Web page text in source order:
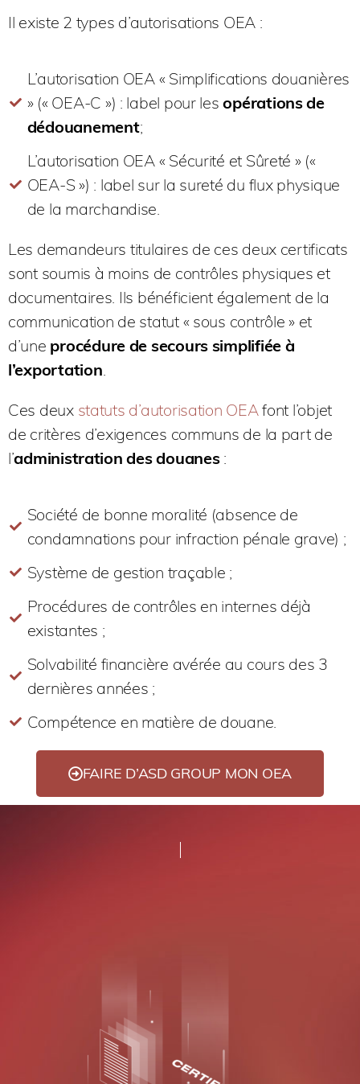
Il existe 2 types d’autorisations OEA :
L’autorisation OEA « Simplifications douanières
» (« OEA-C ») : label pour lesopérations de
dédouanement;
L’autorisation OEA « Sécurité et Sûreté » («
OEA-S ») : label sur la sureté du flux physique
de la marchandise.
Les demandeurs titulaires de ces deux certificats
sont soumis à moins de contrôles physiques et
documentaires. Ils bénéficient également de la
communication de statut « sous contrôle » et
d’une procédure de secours simplifiée à
l’exportation
Ces deux statuts d’autorisation OEA font l’objet
de critères d’exigences communs de la part de
l’administration des douanes:
Société de bonne moralité (absence de
condamnations pour infraction pénale grave) ;
Système de gestion traçable ;
Procédures de contrôles en internes déjà
existantes ;
Solvabilité financière avérée au cours des 3
dernières années ;
Compétence en matière de douane.
FAIRE D’ASD GROUP MON OEA